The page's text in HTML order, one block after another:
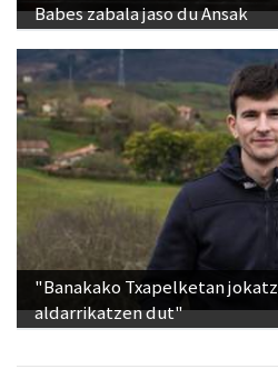
Babes zabala jaso du Ansak
"Banakako Txapelketan
aldarrikatzen dut"